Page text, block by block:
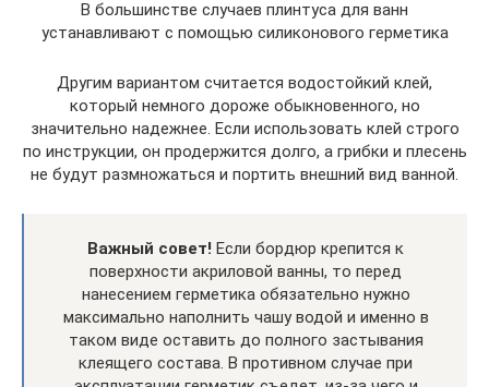
В большинстве случаев плинтуса для ванн
устанавливают с помощью силиконового герметика
Другим вариантом считается водостойкий клей,
который немного дороже обыкновенного, но
значительно надежнее. Если использовать клей строго
по инструкции, он продержится долго, а грибки и плесень
не будут размножаться и портить внешний вид ванной.
Важный совет! Если бордюр крепится к
поверхности акриловой ванны, то перед
нанесением герметика обязательно нужно
максимально наполнить чашу водой и именно в
таком виде оставить до полного застывания
клеящего состава. В противном случае при